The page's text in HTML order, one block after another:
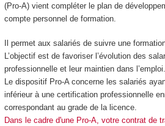
(Pro-A) vient compléter le plan de
compte personnel de formation.
Il permet aux salariés de suivre une
L’objectif est de favoriser l’évolution des
professionnelle et leur maintien dans l’emploi.
Le dispositif Pro-A concerne les salariés
inférieur à une certification professionnelle
correspondant au grade de la licence.
Dans le cadre d'une Pro-A, votre contrat de